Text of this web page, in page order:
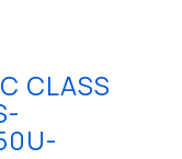
CLASS